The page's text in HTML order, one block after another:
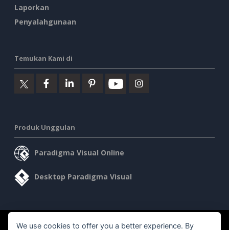
Laporkan
Penyalahgunaan
Temukan Kami di
Produk Unggulan
Paradigma Visual Online
Desktop Paradigma Visual
©2026 by Visual Paradigm. Semua hak cipta dilindungi undang-
We use cookies to offer you a better experience. By